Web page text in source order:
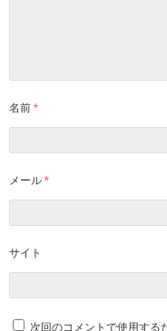
名前 *
メール *
サイト
次回のコメントで使用する